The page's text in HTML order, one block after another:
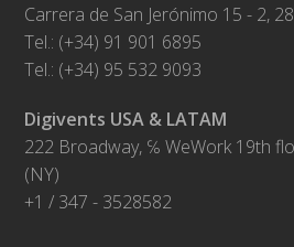
Carrera de San Jerónimo 15 - 2,
Tel.: (+34) 91 901 6895
Tel.: (+34) 95 532 9093
Digivents USA & LATAM
222 Broadway, ℅ WeWork 19th
(NY)
+1 / 347 - 3528582